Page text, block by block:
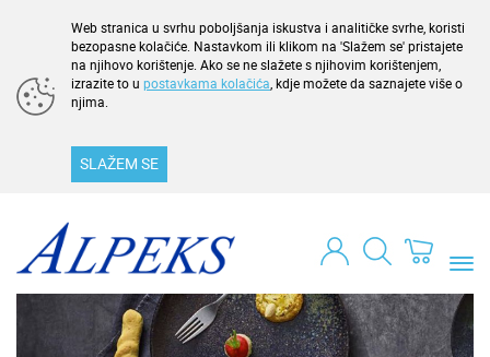
Web stranica u svrhu poboljšanja iskustva i analitičke svrhe, koristi
bezopasne kolačiće. Nastavkom ili klikom na 'Slažem se' pristajete
na njihovo korištenje. Ako se ne slažete s njihovim korištenjem,
izrazite to u postavkama kolačića , kdje možete da saznajete više o
njima.
SLAŽEM SE